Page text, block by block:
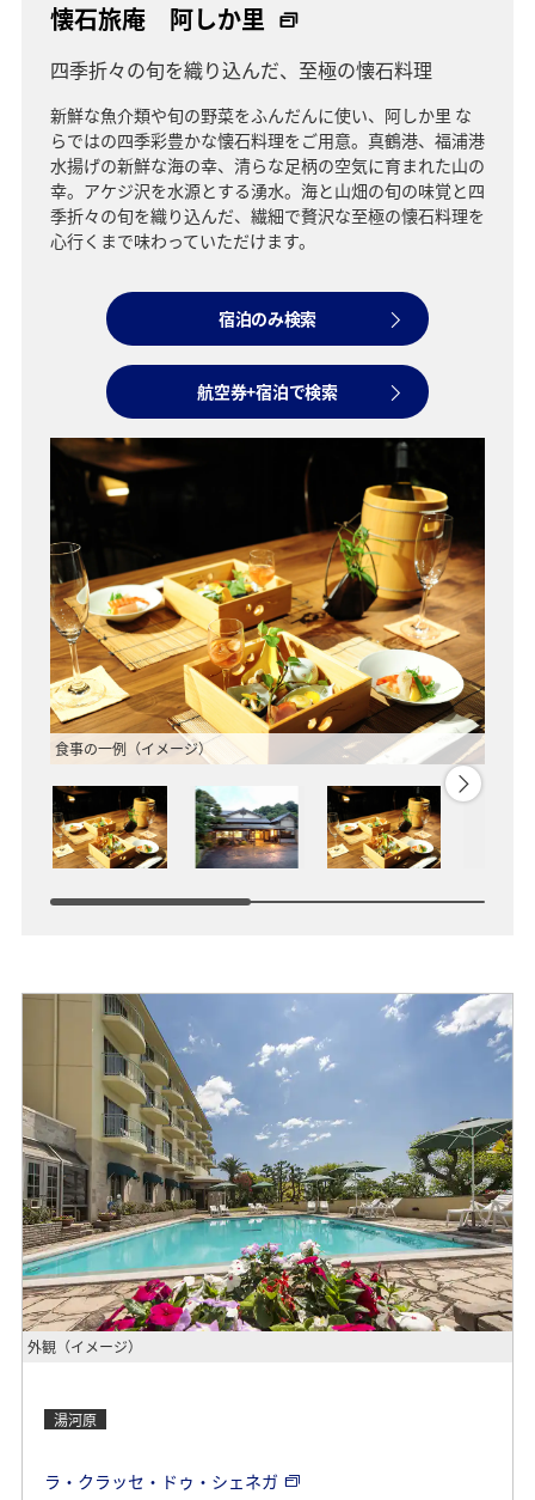
懐石旅庵 阿しか里
四季折々の旬を織り込んだ、至極の懐石料理
新鮮な魚介類や旬の野菜をふんだんに使い、阿しか里 な
らではの四季彩豊かな懐石料理をご用意。真鶴港、福浦港
水揚げの新鮮な海の幸、清らな足柄の空気に育まれた山の
幸。アケジ沢を水源とする湧水。海と山畑の旬の味覚と四
季折々の旬を織り込んだ、繊細で贅沢な至極の懐石料理を
心行くまで味わっていただけます。
宿泊のみ検索
航空券+宿泊で検索
食事の一例（イメージ）
外観（イメージ）
湯河原
ラ・クラッセ・ドゥ・シェネガ